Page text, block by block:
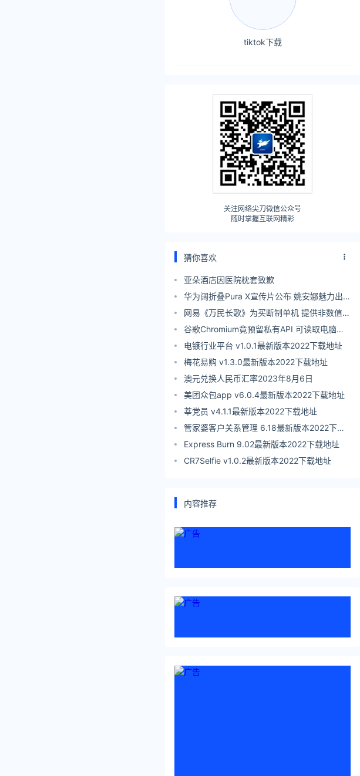
tiktok下载
关注网络尖刀微信公众号
随时掌握互联网精彩
猜你喜欢
亚朵酒店因医院枕套致歉
华为阔折叠Pura X宣传片公布 姚安娜魅力出
镜
网易《万民长歌》为买断制单机 提供非数值内
购及DLC
谷歌Chromium竟预留私有API 可读取电脑详
细情况
电镀行业平台 v1.0.1最新版本2022下载地址
梅花易购 v1.3.0最新版本2022下载地址
澳元兑换人民币汇率2023年8月6日
美团众包app v6.0.4最新版本2022下载地址
莘党员 v4.1.1最新版本2022下载地址
管家婆客户关系管理 6.18最新版本2022下载
地址
Express Burn 9.02最新版本2022下载地址
CR7Selfie v1.0.2最新版本2022下载地址
内容推荐